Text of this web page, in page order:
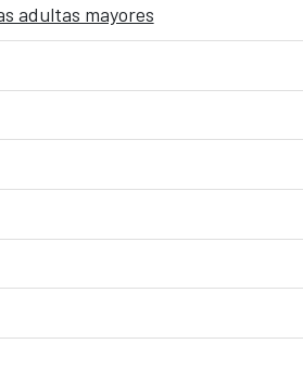
adultas mayores